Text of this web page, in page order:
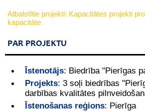
Atbalstītie projekti: Kapacitātes projekti
kapacitāte
PAR PROJEKTU
Īstenotājs: Biedrība "Pierīgas
Projekts: 3 soļi biedrības
darbības kvalitātes
Īstenošanas reģions: Pierīga